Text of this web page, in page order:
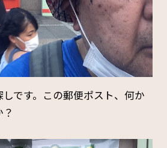
です。この郵便ポスト、何か